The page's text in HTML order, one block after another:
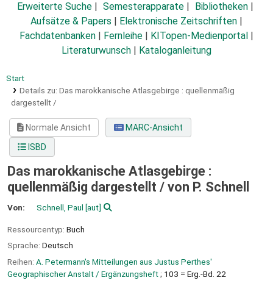
Erweiterte Suche Semesterapparate
Bibliotheken
Aufsätze & Papers
Elektronische Zeitschriften
Fachdatenbanken
Fernleihe KITopen-Medienportal
Literaturwunsch
Kataloganleitung
Start
Details zu: Das marokkanische Atlasgebirge : quellenmäßig
dargestellt /
Normale Ansicht
MARC-Ansicht
ISBD
Das marokkanische Atlasgebirge :
quellenmäßig dargestellt / von P. Schnell
Von: Schnell, Paul [aut]
Ressourcentyp: Buch
Sprache: Deutsch
Reihen: A. Petermann's Mitteilungen aus Justus Perthes'
Geographischer Anstalt / Ergänzungsheft; 103 = Erg.-Bd. 22